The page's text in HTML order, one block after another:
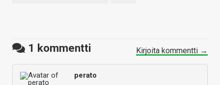
1 kommentti Kirjoita kommentti →
perato